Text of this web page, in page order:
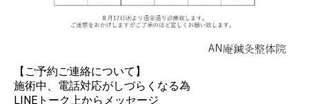
​​​​​【ご予約ご連絡について】
施術中、電話対応がしづらくなる為
LINEトーク上からメッセージ